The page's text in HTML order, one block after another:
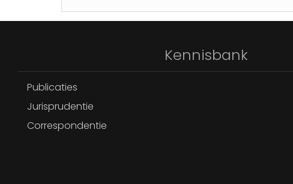
Kennisbank
Publicaties
Jurisprudentie
Correspondentie